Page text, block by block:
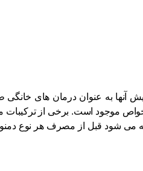
آنها به عنوان درمان‌ های
خواص موجود است. برخی از
توصیه می ‌شود قبل از مصرف هر